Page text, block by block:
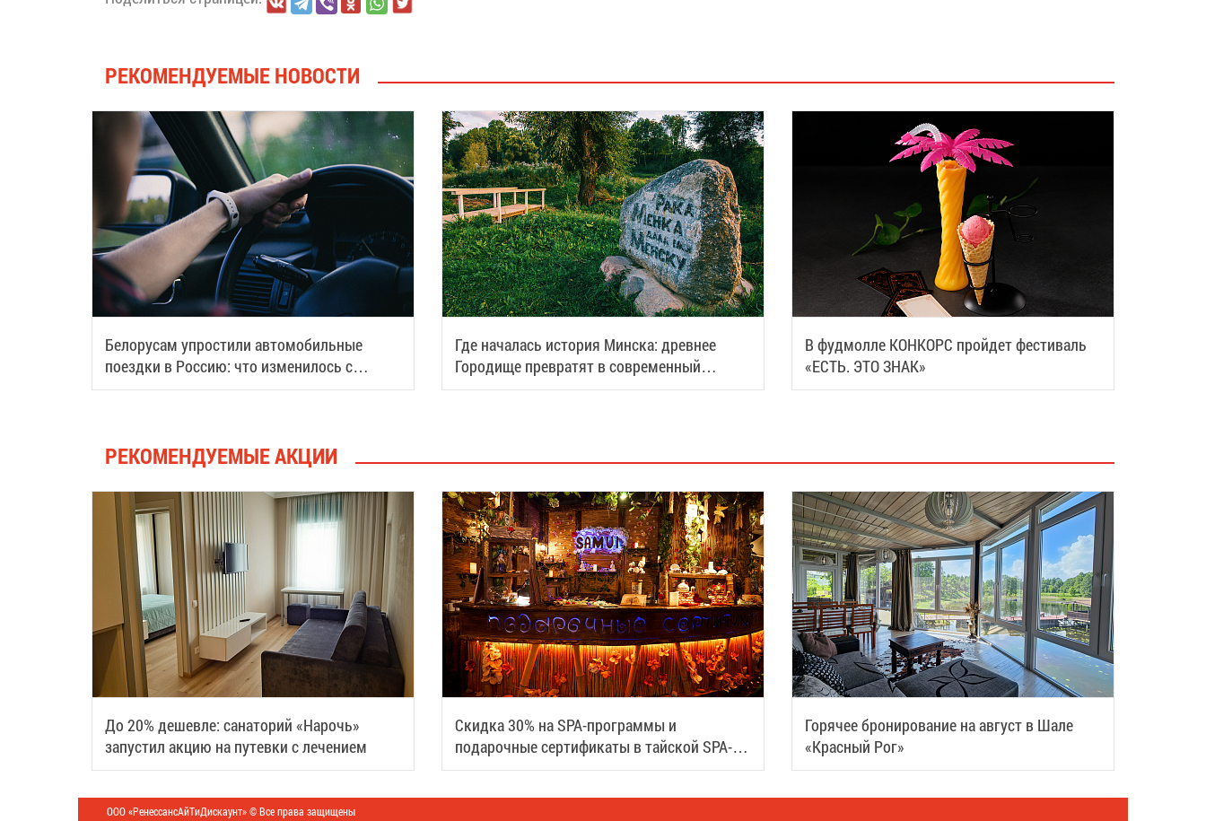
РЕКОМЕНДУЕМЫЕ НОВОСТИ
Белорусам упростили автомобильные
поездки в Россию: что изменилось с
августа
Где началась история Минска: древнее
Городище превратят в современный
туристический центр
В фудмолле КОНКОРС пройдет фестиваль
«ЕСТЬ. ЭТО ЗНАК»
РЕКОМЕНДУЕМЫЕ АКЦИИ
До 20% дешевле: санаторий «Нарочь»
запустил акцию на путевки с лечением
Скидка 30% на SPA-программы и
подарочные сертификаты в тайской SPA-
деревне Samui
Горячее бронирование на август в Шале
«Красный Рог»
ООО «РенессансАйТиДискаунт» © Все права защищены